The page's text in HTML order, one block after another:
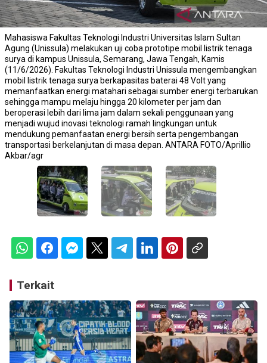
Mahasiswa Fakultas Teknologi Industri Universitas Islam Sultan
Agung (Unissula) melakukan uji coba prototipe mobil listrik tenaga
surya di kampus Unissula, Semarang, Jawa Tengah, Kamis
(11/6/2026). Fakultas Teknologi Industri Unissula mengembangkan
mobil listrik tenaga surya berkapasitas baterai 48 Volt yang
memanfaatkan energi matahari sebagai sumber energi terbarukan
sehingga mampu melaju hingga 20 kilometer per jam dan
beroperasi lebih dari lima jam dalam sekali penggunaan yang
menjadi wujud inovasi teknologi ramah lingkungan untuk
mendukung pemanfaatan energi bersih serta pengembangan
transportasi berkelanjutan di masa depan. ANTARA FOTO/Aprillio
Akbar/agr
Terkait